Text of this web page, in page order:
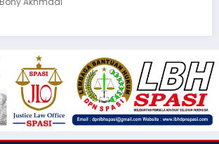
Juni 2026 Bony Akhmadi